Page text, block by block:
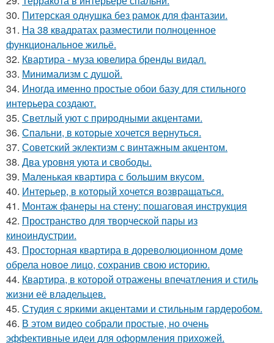
30. Питерская однушка без рамок для фантазии.
31. На 38 квадратах разместили полноценное
функциональное жильё.
32. Квартира - муза ювелира бренды видал.
33. Минимализм с душой.
34. Иногда именно простые обои базу для стильного
интерьера создают.
35. Светлый уют с природными акцентами.
36. Спальни, в которые хочется вернуться.
37. Советский эклектизм с винтажным акцентом.
38. Два уровня уюта и свободы.
39. Маленькая квартира с большим вкусом.
40. Интерьер, в который хочется возвращаться.
41. Монтаж фанеры на стену: пошаговая инструкция
42. Пространство для творческой пары из
киноиндустрии.
43. Просторная квартира в дореволюционном доме
обрела новое лицо, сохранив свою историю.
44. Квартира, в которой отражены впечатления и стиль
жизни её владельцев.
45. Студия с яркими акцентами и стильным гардеробом.
46. В этом видео собрали простые, но очень
эффективные идеи для оформления прихожей.